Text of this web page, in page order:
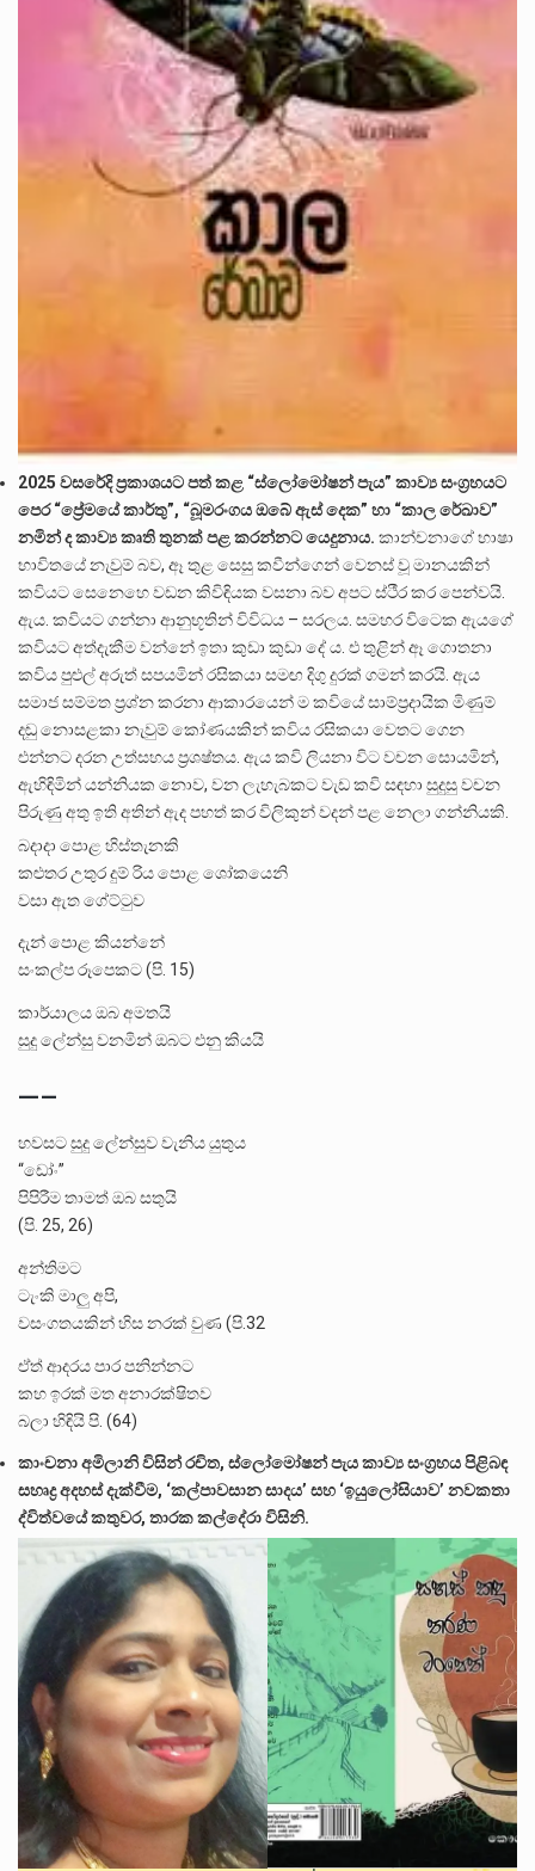
2025 වසරේදි ප්‍රකාශයට පත් කළ “ස්ලෝමෝෂන් පැය” කාව්‍ය සංග්‍රහයට
පෙර “ප්‍රේමයේ කාර්තු”, “බූමරංගය ඔබේ ඇස් දෙක” හා “කාල රේඛාව”
නමින් ද කාව්‍ය කෘති තුනක් පළ කරන්නට යෙදුනාය. කාන්චනාගේ භාෂා
භාවිතයේ නැවුම් බව, ඈ තුළ සෙසු කවීන්ගෙන් වෙනස් වූ මානයකින්
කවියට සෙනෙහෙ වඩන කිවිඳියක වසනා බව අපට ස්ථීර කර පෙන්වයි.
ඇය. කවියට ගන්නා ආනුභූතින් විවිධය – සරලය. සමහර විටෙක ඇයගේ
කවියට අත්දැකීම වන්නේ ඉතා කුඩා කුඩා දේ ය. එ තුළින් ඈ ගොතනා
කවිය පුළුල් අරුත් සපයමින් රසිකයා සමඟ දිගු දුරක් ගමන් කරයි. ඇය
සමාජ සම්මත ප්‍රශ්න කරනා ආකාරයෙන් ම කවියේ සාම්ප්‍රදායික මිණුම්
දඬු නොසළකා නැවුම් කෝණයකින් කවිය රසිකයා වෙතට ගෙන
එන්නට දරන උත්සහය ප්‍රශෂ්තය. ඇය කවි ලියනා විට වචන සොයමින්,
ඇහිඳිමින් යන්නියක නොව, වන ලැහැබකට වැඩ කවි සඳහා සුදුසු වචන
පිරුණු අතු ඉති අතින් ඇද පහත් කර විලිකුන් වදන් පළ නෙලා ගන්නියකි.
බදාදා පොළ හිස්තැනකි
කළුතර උතුර දුම්‍ රිය පොළ ශෝකයෙනි
වසා ඇත ගේට්ටුව
දැන් පොළ කියන්නේ
සංකල්ප රූපෙකට (පි. 15)
කාර්යාලය ඔබ අමතයි
සුදු ලේන්සු වනමින් ඔබට එනු කියයි
—–
හවසට සුදු ලේන්සුව වැනිය යුතුය
“ඩෝං”
පිපිරීම තාමත් ඔබ සතුයි
(පි. 25, 26)
අන්තිමට
ටැංකි මාලු අපි,
වසංගතයකින් හිස නරක් වුණ (පි.32
ඒත් ආදරය පාර පනින්නට
කහ ඉරක් මත අනාරක්ෂිතව
බලා හිඳියි පි. (64)
කාංචනා අමිලානි විසින් රචිත, ස්ලෝමෝෂන් පැය කාව්‍ය සංග්‍රහය පිළිබඳ
සහෘද්‍ර අදහස් දැක්වීම, ‘කල්පාවසාන සාදය’ සහ ‘ඉයුලෝසියාව’ නවකතා
ද්විත්වයේ කතුවර, තාරක කල්දේරා විසිනි.